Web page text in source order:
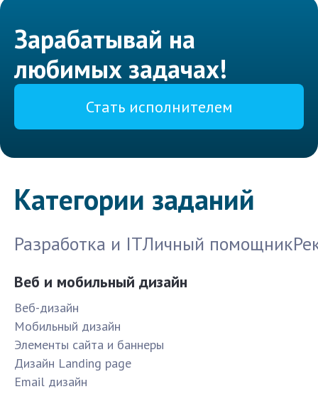
Зарабатывай на
любимых задачах!
Стать исполнителем
Категории заданий
Разработка и ITЛичный помощник
Веб и мобильный дизайн
Веб-дизайн
Мобильный дизайн
Элементы сайта и баннеры
Дизайн Landing page
Email дизайн